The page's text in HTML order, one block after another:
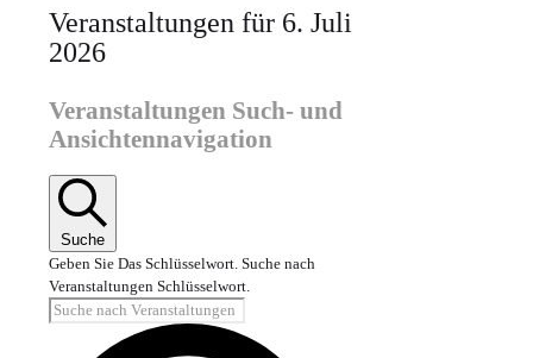
Veranstaltungen für 6. Juli
2026
Veranstaltungen Such- und
Ansichtennavigation
Suche
Geben Sie Das Schlüsselwort. Suche nach
Veranstaltungen Schlüsselwort.